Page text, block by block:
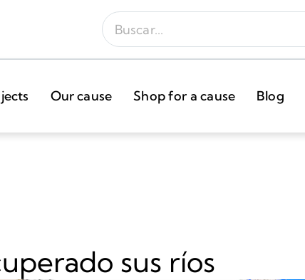
Our cause Shop for a cause Blog
sus ríos